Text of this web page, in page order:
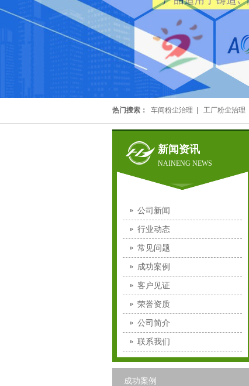
热门搜索： 车间粉尘治理 工厂粉尘治理
新闻资讯
NAINENG NEWS
公司新闻
行业动态
常见问题
成功案例
客户见证
荣誉资质
公司简介
联系我们
成功案例